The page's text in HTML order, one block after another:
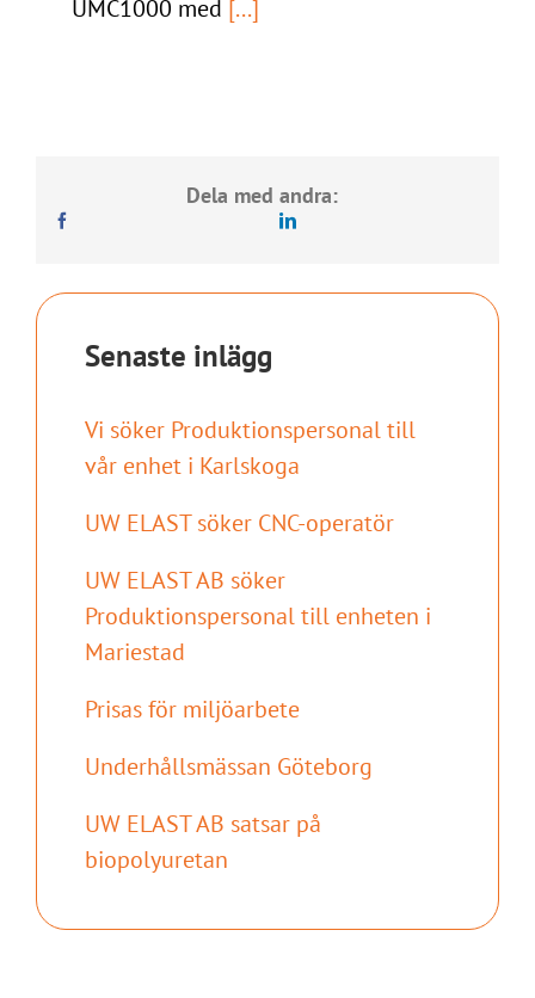
UMC1000 med [...]
Dela med andra:
Senaste inlägg
Vi söker Produktionspersonal till
vår enhet i Karlskoga
UW ELAST söker CNC-operatör
UW ELAST AB söker
Produktionspersonal till enheten i
Mariestad
Prisas för miljöarbete
Underhållsmässan Göteborg
UW ELAST AB satsar på
biopolyuretan